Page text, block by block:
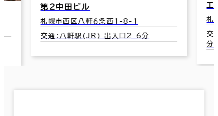
第２中田ビル
札幌市西区八軒６条西1-8-1
交通：八軒駅(JR) 出入口2 6分
エ
札
交
分